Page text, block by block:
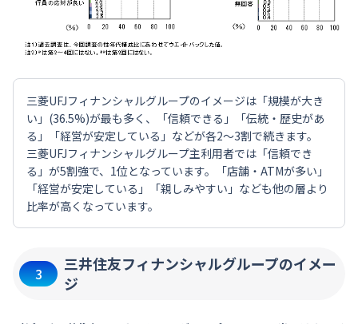
三菱UFJフィナンシャルグループのイメージは「規模が大き
い」(36.5%)が最も多く、「信頼できる」「伝統・歴史があ
る」「経営が安定している」などが各2～3割で続きます。
三菱UFJフィナンシャルグループ主利用者では「信頼でき
る」が5割強で、1位となっています。「店舗・ATMが多い」
「経営が安定している」「親しみやすい」なども他の層より
比率が高くなっています。
3
三井住友フィナンシャルグループのイメー
ジ